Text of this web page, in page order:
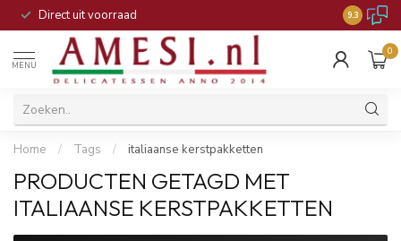
Direct uit voorraad 9.3
MENU
0
Home / Tags / italiaanse kerstpakketten
PRODUCTEN GETAGD MET
ITALIAANSE KERSTPAKKETTEN